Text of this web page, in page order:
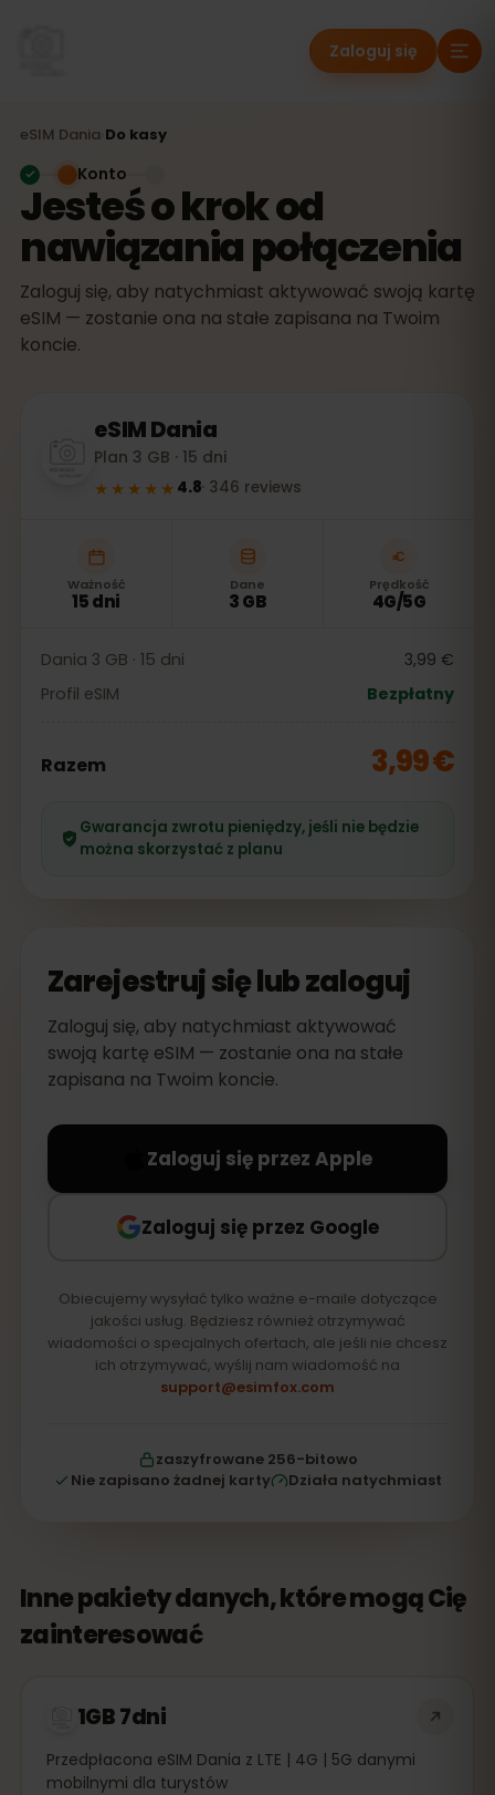
Zaloguj się
eSIM Dania Do kasy
Jesteś o krok od
nawiązania połączenia
Zaloguj się, aby natychmiast aktywować swoją kartę
eSIM — zostanie ona na stałe zapisana na Twoim
koncie.
Konto
eSIMDania
Plan 3 GB · 15 dni
★★★★★ 4.8· 346 reviews
Ważność
15 dni
Dane
3 GB
Prędkość
4G/5G
Dania 3 GB · 15 dni
3,99 €
Profil eSIM
Bezpłatny
Razem 3,99 €
Gwarancja zwrotu pieniędzy, jeśli nie będzie
można skorzystać z planu
Zarejestruj się lub zaloguj
Zaloguj się, aby natychmiast aktywować
swoją kartę eSIM — zostanie ona na stałe
zapisana na Twoim koncie.
Zaloguj się przez Apple
Zaloguj się przez Google
Obiecujemy wysyłać tylko ważne e-maile dotyczące
jakości usług. Będziesz również otrzymywać
wiadomości o specjalnych ofertach, ale jeśli nie chcesz
ich otrzymywać, wyślij nam wiadomość na
support@esimfox.com
zaszyfrowane 256-bitowo
Nie zapisano żadnej karty
Działa natychmiast
Inne pakiety danych, które mogą Cię
zainteresować
1GB 7dni
Przedpłacona eSIM Dania z LTE | 4G | 5G danymi
mobilnymi dla turystów